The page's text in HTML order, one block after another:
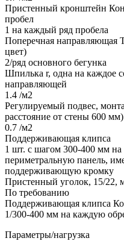
Пристенный кронштейн
пробел
1 на каждый ряд пробела
Поперечная направляющая
цвет)
2/ряд основного бегунка
Шпилька r, одна на каждое
направляющей
1.4 /м2
Регулируемый подвес,
расстояние от стены 600 мм)
0.7 /м2
Поддерживающая клипса
1 шт. с шагом 300-400 мм
периметральную панель,
поддерживающую кромку
Пристенный уголок, 15/22,
По требованию
Поддерживающая клипса
1/300-400 мм на каждую
Параметры/нагрузка